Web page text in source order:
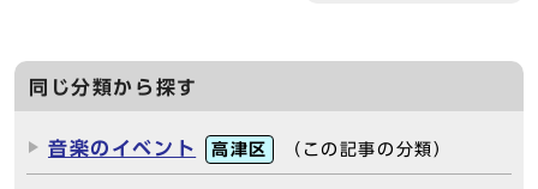
同じ分類から探す
音楽のイベント 高津区 （この記事の分類）